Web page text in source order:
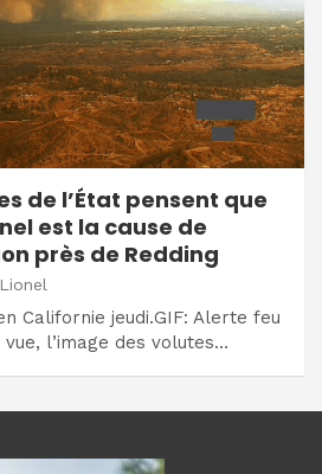
de l’État pensent que
est la cause de
près de Redding
Lionel
Californie jeudi.GIF: Alerte feu
l’image des volutes…